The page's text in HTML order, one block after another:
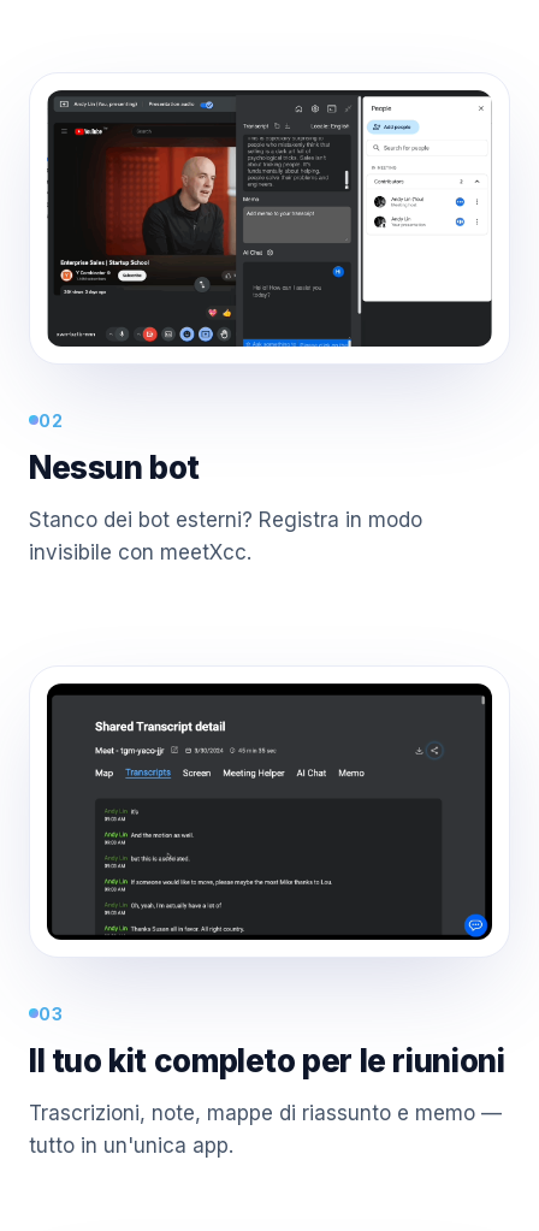
02
Nessun bot
Stanco dei bot esterni? Registra in modo
invisibile con meetXcc.
03
Il tuo kit completo per le riunioni
Trascrizioni, note, mappe di riassunto e memo —
tutto in un'unica app.